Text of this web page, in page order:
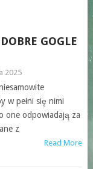
GOGLE
2025
w pełni się nimi
one odpowiadają za
z
Read More